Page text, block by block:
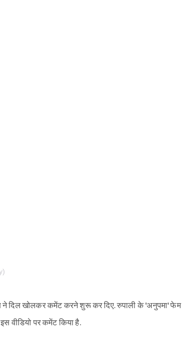
ने दिल खोलकर कमेंट करने शुरू कर दिए. रुपाली के 'अनुपमा' फेम
वीडियो पर कमेंट किया है.